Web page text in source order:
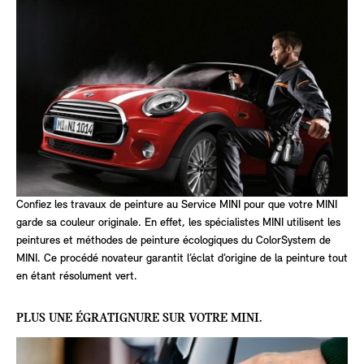
Confiez les travaux de peinture au Service MINI pour que votre MINI
garde sa couleur originale. En effet, les spécialistes MINI utilisent les
peintures et méthodes de peinture écologiques du ColorSystem de
MINI. Ce procédé novateur garantit l’éclat d’origine de la peinture tout
en étant résolument vert.
PLUS UNE ÉGRATIGNURE SUR VOTRE MINI.